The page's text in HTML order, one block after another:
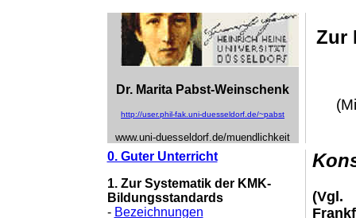
Dr. Marita Pabst-Weinschenk
http://user.phil-fak.uni-duesseldorf.de/~pabst
www.uni-duesseldorf.de/muendlichkeit
Zur
0. Guter Unterricht
1. Zur Systematik der KMK-
Bildungsstandards
- Bezeichnungen
(Vgl.